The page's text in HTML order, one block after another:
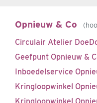
Opnieuw & Co
Circulair Atelier
Geefpunt Opnieuw &
Inboedelservice
Kringloopwinkel
Kringloopwinkel